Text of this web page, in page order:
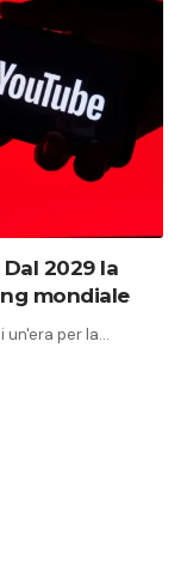
2029 la
mondiale
un'era per la…